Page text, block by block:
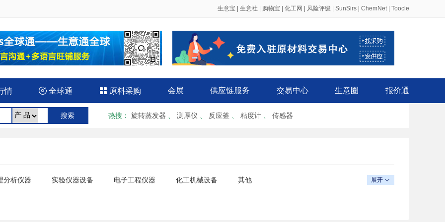
生意宝 生意社 购物宝 化工网 风险评级 SunSirs ChemNet| Toocle
情  全球通  原料采购 会展 供应链服务 交易中心 生意圈 报价通
热搜 ： 旋转蒸发器 测厚仪 反应釜 粘度计 传感器
分析仪器 实验仪器设备 电子工程仪器 化工机械设备 其他 展开 